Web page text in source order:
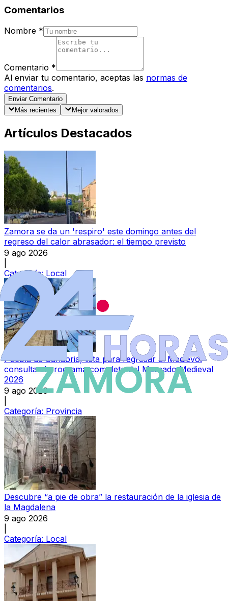
Comentarios
Nombre *
Comentario *
Al enviar tu comentario, aceptas las normas de
comentarios.
Enviar Comentario
Más recientes
Mejor valorados
Artículos Destacados
Zamora se da un 'respiro' este domingo antes del
regreso del calor abrasador: el tiempo previsto
9 ago 2026
Categoría:Local
Puebla de Sanabria, lista para regresar al Medievo:
consulta el programa completo del Mercado Medieval
2026
9 ago 2026
Categoría: Provincia
Descubre “a pie de obra” la restauración de la iglesia de
la Magdalena
9 ago 2026
Categoría: Local